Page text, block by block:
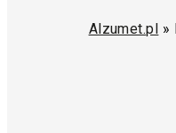
Alzumet.pl »